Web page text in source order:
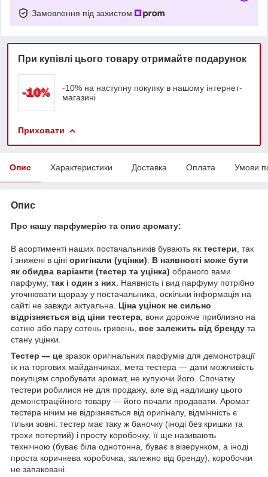
Замовлення під захистом
При купівлі цього товару отримайте подарунок
-10% на наступну покупку в нашому інтернет-
магазині
Приховати
Опис Характеристики Доставка Оплата Умови
Опис
Про нашу парфумерію та опис аромату:
В асортименті наших постачальників бувають як тестери , так
і знижені в ціні оригінали (уцінки)
В наявності може бути
як обидва варіанти (тестер та уцінка) обраного вами
парфуму, так і один з них . Наявність і вид парфуму потрібно
уточнювати щоразу у постачальника, оскільки інформація на
сайті не завжди актуальна.
Ціна уцінок не сильно
відрізняється від ціни тестера , вони дорожче приблизно на
сотню або пару сотень гривень, все залежить від бренду та
стану уцінки.
Тестер — це зразок оригінальних парфумів для демонстрації
їх на торгових майданчиках, мета тестера — дати можливість
покупцям спробувати аромат, не купуючи його. Спочатку
тестери робилися не для продажу, але від надлишку цього
демонстраційного товару — його почали продавати. Аромат
тестера нічим не відрізняється від оригіналу, відмінність є
тільки зовні: тестер має таку ж баночку (іноді без кришки та
трохи потертий) і просту коробочку, її ще називають
технічною (буває біла однотонна, буває з візерунком, а іноді
проста коричнева коробочка, залежно від бренду), коробочки
не запаковані.